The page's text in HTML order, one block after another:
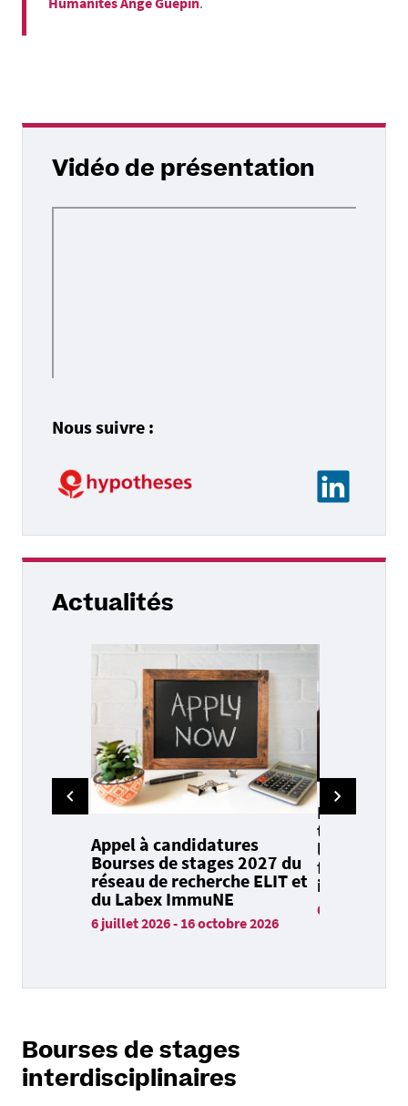
Vidéo de présentation
Nous suivre :
Actualités
Appel à candidatures
Bourses de stages 2027 du
réseau de recherche ELIT et
du Labex ImmuNE
6 juillet 2026- 16 octobre 2026
Nantes
les
formation
6 février 2026
Bourses de stages
interdisciplinaires